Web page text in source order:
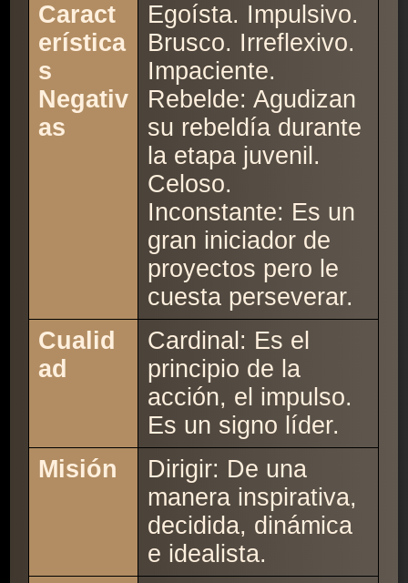
Caract
erística
s
Negativ
as
Egoísta. Impulsivo.
Brusco. Irreflexivo.
Impaciente.
Rebelde: Agudizan
su rebeldía durante
la etapa juvenil.
Celoso.
Inconstante: Es un
gran iniciador de
proyectos pero le
cuesta perseverar.
Cualid
ad
Cardinal: Es el
principio de la
acción, el impulso.
Es un signo líder.
Misión
Dirigir: De una
manera inspirativa,
decidida, dinámica
e idealista.